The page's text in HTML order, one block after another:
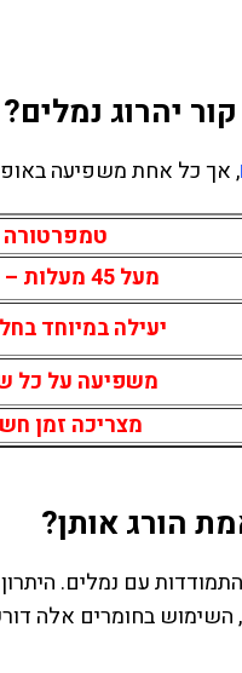
יהרוג נמלים?
, אך כל אחת משפיעה
מעל 45 מעלות – מוות מהיר
יעילה במיוחד
משפיעה על כל
מצריכה זמן
הורג אותן?
עם נמלים.
בחומרים אלה